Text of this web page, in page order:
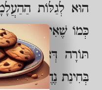
הוּא לְגַלּוֹת
כְּמוֹ שֶׁאִיתָא בַּזֹּהַר
תּוֹרָה דְּאוֹרֵי
בְּחִינַת נֶדֶר